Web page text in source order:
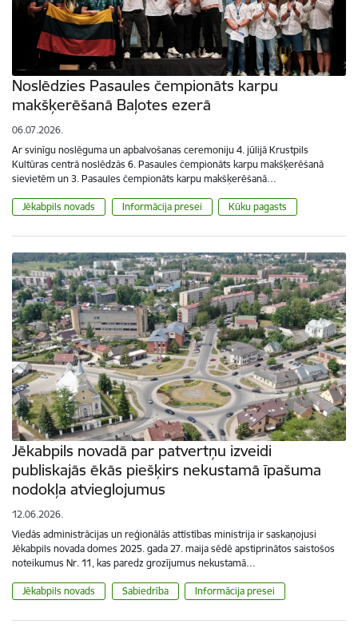
Noslēdzies Pasaules čempionāts karpu
makšķerēšanā Baļotes ezerā
06.07.2026.
Ar svinīgu noslēguma un apbalvošanas ceremoniju 4. jūlijā Krustpils
Kultūras centrā noslēdzās 6. Pasaules čempionāts karpu makšķerēšanā
sievietēm un 3. Pasaules čempionāts karpu makšķerēšanā…
Jēkabpils novads Informācija presei Kūku pagasts
Jēkabpils novadā par patvertņu izveidi
publiskajās ēkās piešķirs nekustamā īpašuma
nodokļa atvieglojumus
12.06.2026.
Viedās administrācijas un reģionālās attīstības ministrija ir saskaņojusi
Jēkabpils novada domes 2025. gada 27. maija sēdē apstiprinātos saistošos
noteikumus Nr. 11, kas paredz grozījumus nekustamā…
Jēkabpils novads Sabiedrība Informācija presei